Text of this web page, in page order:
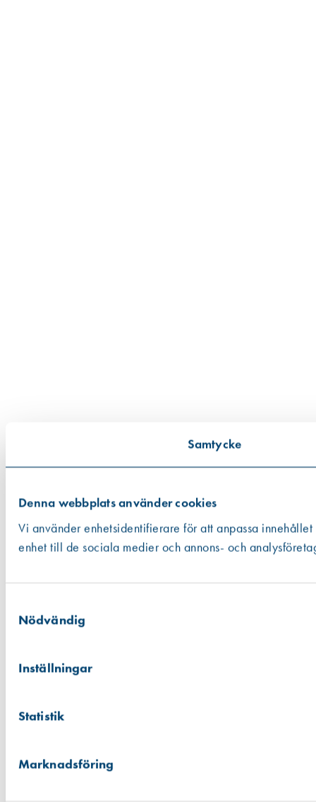
Samtycke
Denna webbplats använder cookies
Vi använder enhetsidentifierare för att anpassa
enhet till de sociala medier och annons- och
Nödvändig
Inställningar
Statistik
Marknadsföring